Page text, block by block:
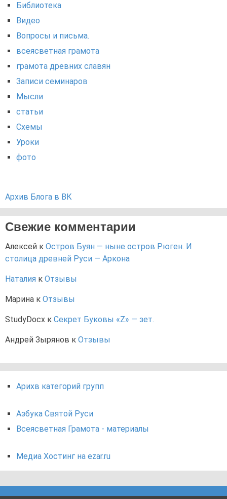
Библиотека
Видео
Вопросы и письма.
всеясветная грамота
грамота древних славян
Записи семинаров
Мысли
статьи
Схемы
Уроки
фото
Архив Блога в ВК
Свежие комментарии
Алексей к Остров Буян — ныне остров Рюген. И
столица древней Руси — Аркона
Наталия к Отзывы
Марина к Отзывы
StudyDocx к Секрет Буковы «Z» — зет.
Андрей Зырянов к Отзывы
Арихв категорий групп
Азбука Святой Руси
Всеясветная Грамота - материалы
Медиа Хостинг на ezar.ru